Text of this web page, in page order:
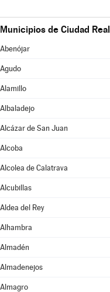
Municipios de Ciudad Real
Abenójar
Agudo
Alamillo
Albaladejo
Alcázar de San Juan
Alcoba
Alcolea de Calatrava
Alcubillas
Aldea del Rey
Alhambra
Almadén
Almadenejos
Almagro